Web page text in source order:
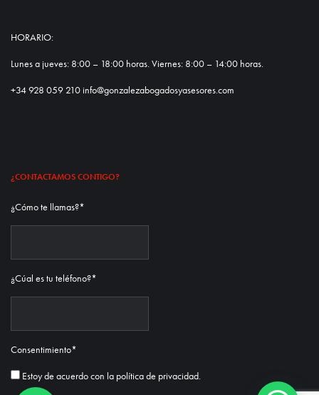
HORARIO:
Lunes a jueves: 8:00 – 18:00 horas. Viernes: 8:00 – 14:00 horas.
+34 928 059 210 info@gonzalezabogadosyasesores.com
¿CONTACTAMOS CONTIGO?
¿Cómo te llamas?*
¿Cúal es tu teléfono?*
Consentimiento*
Estoy de acuerdo con la política de privacidad.